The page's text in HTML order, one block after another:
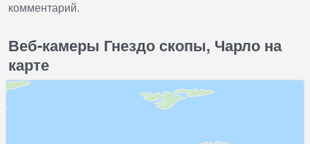
комментарий.
Веб-камеры Гнездо скопы, Чарло на
карте